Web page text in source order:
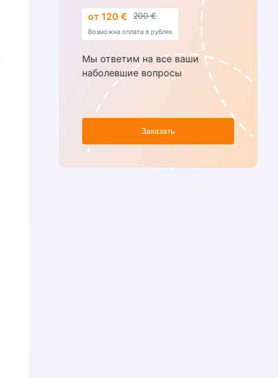
от 120 € 200 €
Возможна оплата в рублях
Мы ответим на все ваши
наболевшие вопросы
Заказать